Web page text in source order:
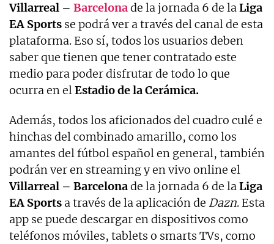
Villarreal – Barcelonade la jornada 6 de laLiga
EA Sports se podrá ver a través del canal de esta
plataforma. Eso sí, todos los usuarios deben
saber que tienen que tener contratado este
medio para poder disfrutar de todo lo que
ocurra en elEstadio de la Cerámica.
Además, todos los aficionados del cuadro culé e
hinchas del combinado amarillo, como los
amantes del fútbol español en general, también
podrán ver en streaming y en vivo online el
Villarreal – Barcelonade la jornada 6 de laLiga
EA Sports a través de la aplicación de Dazn. Esta
app se puede descargar en dispositivos como
teléfonos móviles, tablets o smarts TVs, como